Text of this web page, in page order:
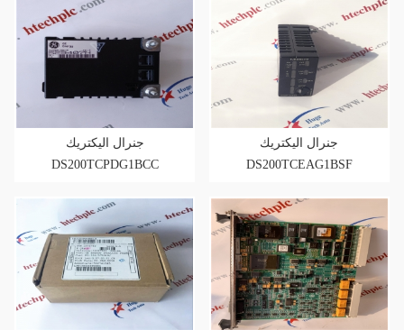
جنرال اليكتريك
DS200TCPDG1BCC
جنرال اليكتريك
DS200TCEAG1BSF